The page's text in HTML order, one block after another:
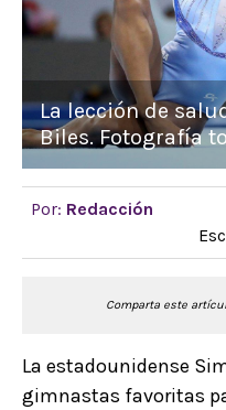
La lección de
Biles. Fotografía
Por: Redacción
Comparta este
La estadounidense
gimnastas favoritas